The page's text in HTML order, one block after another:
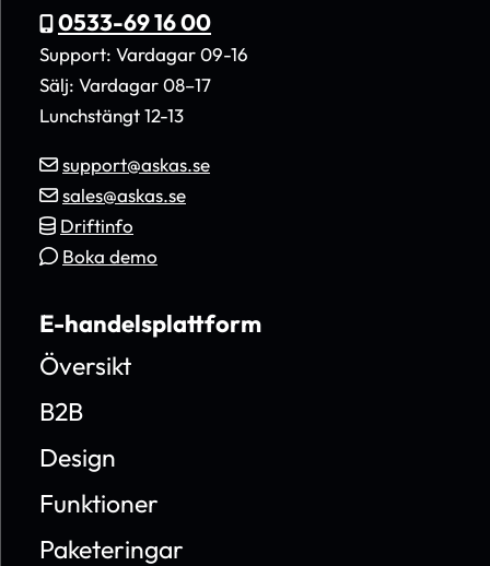
0533-69 16 00
Support: Vardagar 09-16
Sälj: Vardagar 08–17
Lunchstängt 12-13
support@askas.se
sales@askas.se
Driftinfo
Boka demo
E-handelsplattform
Översikt
B2B
Design
Funktioner
Paketeringar